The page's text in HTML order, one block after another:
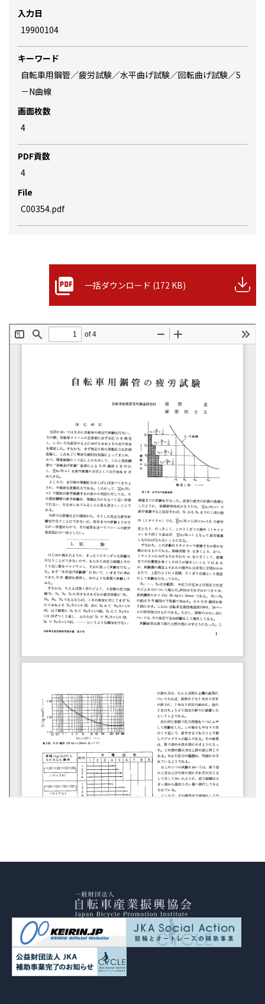
入力日
19900104
キーワード
自転車用鋼管／疲労試験／水平曲げ試験／回転曲げ試験／S
－N曲線
画面枚数
4
PDF貢数
4
File
C00354.pdf
一括ダウンロード (172 KB)